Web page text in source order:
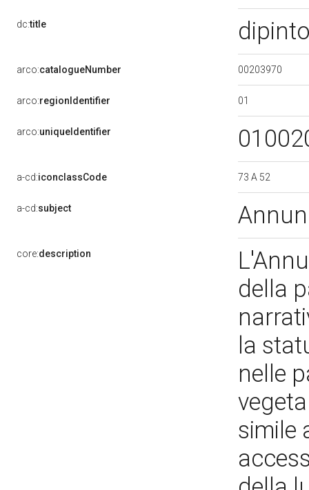
dc:title
arco:catalogueNumber 00203970
arco:regionIdentifier 01
arco:uniqueIdentifier
a-cd:iconclassCode 73 A 52
a-cd:subject
core:description
della
la
nelle
simile